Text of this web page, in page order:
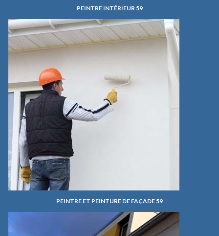
PEINTRE INTÉRIEUR 59
PEINTRE ET PEINTURE DE FAÇADE 59